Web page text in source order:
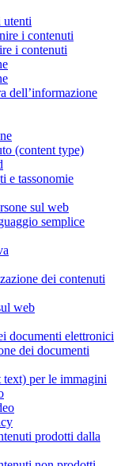
utenti
i contenuti
i contenuti
dell’informazione
(content type)
e tassonomie
sul web
semplice
dei contenuti
web
documenti elettronici
dei documenti
text) per le immagini
prodotti dalla